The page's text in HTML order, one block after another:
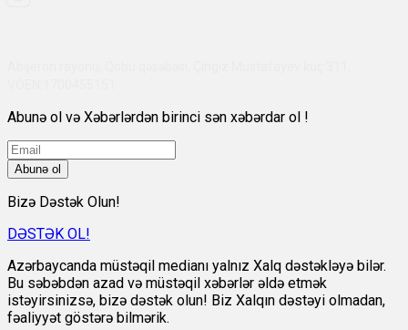
Abunə ol və Xəbərlərdən birinci sən xəbərdar ol !
Abunə ol
Bizə Dəstək Olun!
DƏSTƏK OL!
Azərbaycanda müstəqil medianı yalnız Xalq dəstəkləyə bilər.
Bu səbəbdən azad və müstəqil xəbərlər əldə etmək
istəyirsinizsə, bizə dəstək olun! Biz Xalqın dəstəyi olmadan,
fəaliyyət göstərə bilmərik.